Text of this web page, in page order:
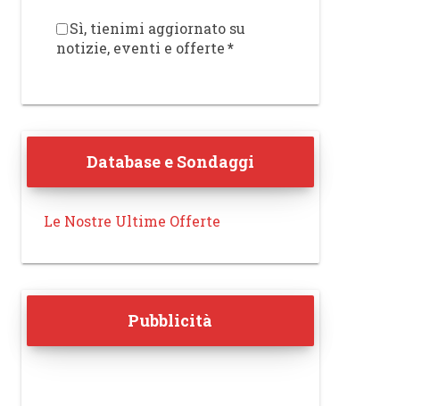
Sì, tienimi aggiornato su
notizie, eventi e offerte*
Database e Sondaggi
Le Nostre Ultime Offerte
Pubblicità